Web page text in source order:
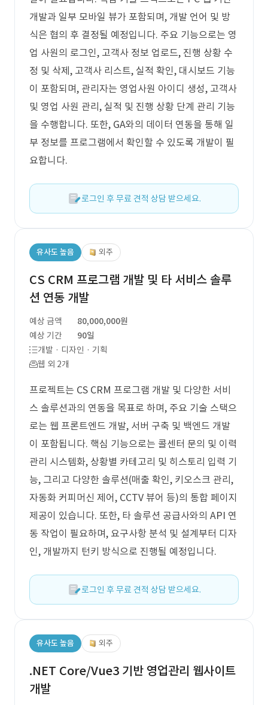
개발과 일부 모바일 뷰가 포함되며, 개발 언어 및 방
식은 협의 후 결정될 예정입니다. 주요 기능으로는 영
업 사원의 로그인, 고객사 정보 업로드, 진행 상황 수
정 및 삭제, 고객사 리스트, 실적 확인, 대시보드 기능
이 포함되며, 관리자는 영업사원 아이디 생성, 고객사
및 영업 사원 관리, 실적 및 진행 상황 단계 관리 기능
을 수행합니다. 또한, GA와의 데이터 연동을 통해 일
부 정보를 프로그램에서 확인할 수 있도록 개발이 필
요합니다.
로그인 후 무료 견적 상담 받으세요.
유사도 높음 외주
CS CRM 프로그램 개발 및 타 서비스 솔루
션 연동 개발
예상 금액
80,000,000원
예상 기간
90일
개발 · 디자인 · 기획
웹 외 2개
프로젝트는 CS CRM 프로그램 개발 및 다양한 서비
스 솔루션과의 연동을 목표로 하며, 주요 기술 스택으
로는 웹 프론트엔드 개발, 서버 구축 및 백엔드 개발
이 포함됩니다. 핵심 기능으로는 콜센터 문의 및 이력
관리 시스템화, 상황별 카테고리 및 히스토리 입력 기
능, 그리고 다양한 솔루션(매출 확인, 키오스크 관리,
자동화 커피머신 제어, CCTV 뷰어 등)의 통합 페이지
제공이 있습니다. 또한, 타 솔루션 공급사와의 API 연
동 작업이 필요하며, 요구사항 분석 및 설계부터 디자
인, 개발까지 턴키 방식으로 진행될 예정입니다.
로그인 후 무료 견적 상담 받으세요.
유사도 높음 외주
.NET Core/Vue3 기반 영업관리 웹사이트
개발